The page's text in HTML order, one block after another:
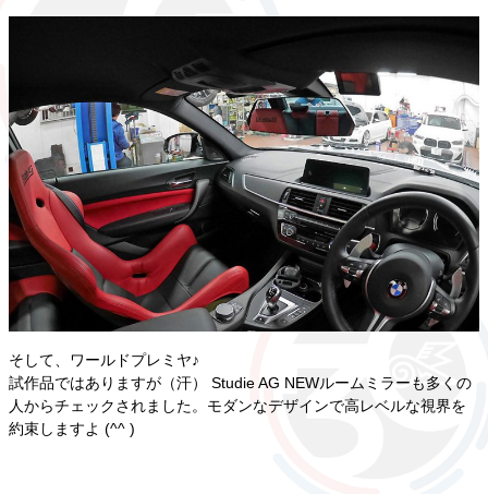
そして、ワールドプレミヤ♪
試作品ではありますが（汗） Studie AG NEWルームミラーも多くの
人からチェックされました。モダンなデザインで高レベルな視界を
約束しますよ (^^ )ゞ